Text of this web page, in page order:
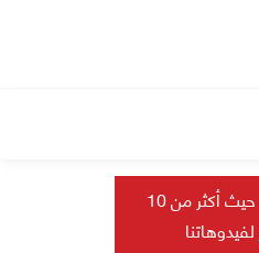
مدراء
تابعنا على يوتيوب حيث أكثر من 10